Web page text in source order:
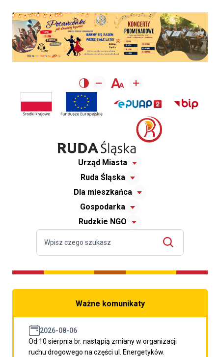
Urząd Miasta
Ruda Śląska
Dla mieszkańca
Gospodarka
Rudzkie NGO
Ważne komunikaty
2026-08-06
Od 10 sierpnia br. nastąpią zmiany w organizacji
ruchu drogowego na części ul. Energetyków.